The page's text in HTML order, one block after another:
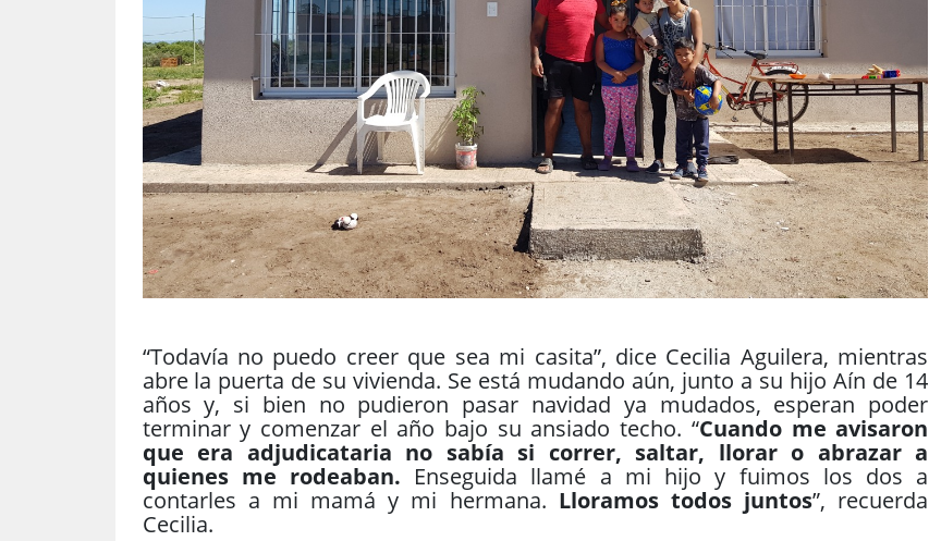
“Todavía no puedo creer que sea mi casita”, dice Cecilia Aguilera, mientras
abre la puerta de su vivienda. Se está mudando aún, junto a su hijo Aín de 14
años y, si bien no pudieron pasar navidad ya mudados, esperan poder
terminar y comenzar el año bajo su ansiado techo. “Cuando me avisaron
que era adjudicataria no sabía si correr, saltar, llorar o abrazar a
quienes me rodeaban. Enseguida llamé a mi hijo y fuimos los dos a
contarles a mi mamá y mi hermana. Lloramos todos juntos”, recuerda
Cecilia.